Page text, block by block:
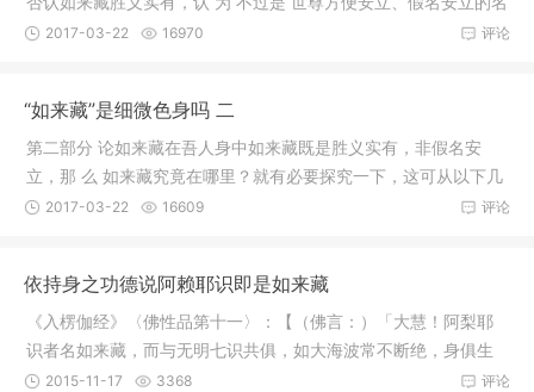
相，
评论
2017-03-22 16970
“如来藏”是细微色身吗 二
第二部分 论如来藏在吾人身中如来藏既是胜义实有，非假名安
立，那 么 如来藏究竟在哪里？就有必要探究一下，这可从以下几
个方面来
评论
2017-03-22 16609
依持身之功德说阿赖耶识即是如来藏
《入楞伽经》〈佛性品第十一〉：【（佛言：）「大慧！阿梨耶
识者名如来藏，而与无明七识共俱，如大海波常不断绝，身俱生
故；离无
评论
2015-11-17 3368